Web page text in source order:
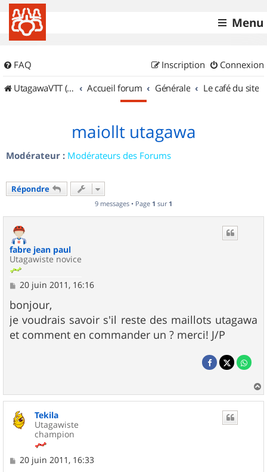
Menu
FAQ Connexion
Inscription
UtagawaVTT (Randos VTT et VTTAE avec traces GPS)
Accueil forum Générale Le café du site
maiollt utagawa
Modérateur : Modérateurs des Forums
Répondre
9 messages • Page 1 sur 1
fabre jean paul
Utagawiste novice
M
s
s
a
g
e
20 juin 2011, 16:16
bonjour,
je voudrais savoir s'il reste des maillots utagawa
et comment en commander un ? merci! J/P
a
Tekila
Utagawiste
champion
M
20 juin 2011, 16:33